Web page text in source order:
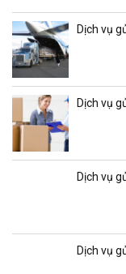
Dịch vụ
Dịch vụ
Dịch vụ
Dịch vụ